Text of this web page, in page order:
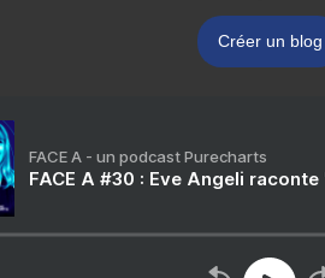
Créer un blog
FACE A - un podcast Purecharts
FACE A #30 : Eve Angeli